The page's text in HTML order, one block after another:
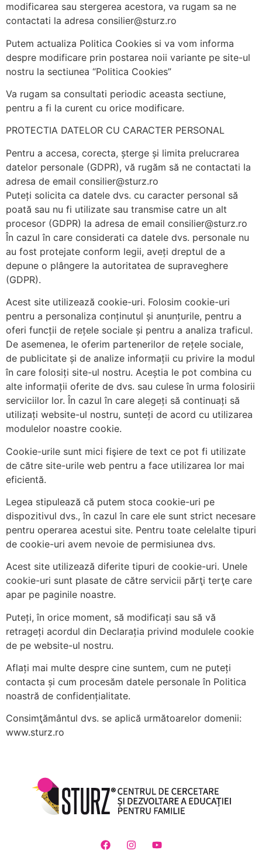
modificarea sau stergerea acestora, va rugam sa ne
contactati la adresa consilier@sturz.ro
Putem actualiza Politica Cookies si va vom informa
despre modificare prin postarea noii variante pe site-ul
nostru la sectiunea “Politica Cookies”
Va rugam sa consultati periodic aceasta sectiune,
pentru a fi la curent cu orice modificare.
PROTECTIA DATELOR CU CARACTER PERSONAL
Pentru a accesa, corecta, șterge și limita prelucrarea
datelor personale (GDPR), vă rugăm să ne contactati la
adresa de email consilier@sturz.ro
Puteți solicita ca datele dvs. cu caracter personal să
poată sau nu fi utilizate sau transmise catre un alt
procesor (GDPR) la adresa de email consilier@sturz.ro
În cazul în care considerati ca datele dvs. personale nu
au fost protejate conform legii, aveți dreptul de a
depune o plângere la autoritatea de supraveghere
(GDPR).
Acest site utilizează cookie-uri. Folosim cookie-uri
pentru a personaliza conținutul și anunțurile, pentru a
oferi funcții de rețele sociale și pentru a analiza traficul.
De asemenea, le oferim partenerilor de rețele sociale,
de publicitate și de analize informații cu privire la modul
în care folosiți site-ul nostru. Aceștia le pot combina cu
alte informații oferite de dvs. sau culese în urma folosirii
serviciilor lor. În cazul în care alegeți să continuați să
utilizați website-ul nostru, sunteți de acord cu utilizarea
modulelor noastre cookie.
Cookie-urile sunt mici fişiere de text ce pot fi utilizate
de către site-urile web pentru a face utilizarea lor mai
eficientă.
Legea stipulează că putem stoca cookie-uri pe
dispozitivul dvs., în cazul în care ele sunt strict necesare
pentru operarea acestui site. Pentru toate celelalte tipuri
de cookie-uri avem nevoie de permisiunea dvs.
Acest site utilizează diferite tipuri de cookie-uri. Unele
cookie-uri sunt plasate de către servicii părţi terţe care
apar pe paginile noastre.
Puteți, în orice moment, să modificați sau să vă
retrageți acordul din Declarația privind modulele cookie
de pe website-ul nostru.
Aflați mai multe despre cine suntem, cum ne puteți
contacta și cum procesăm datele personale în Politica
noastră de confidențialitate.
Consimţământul dvs. se aplică următoarelor domenii:
www.sturz.ro